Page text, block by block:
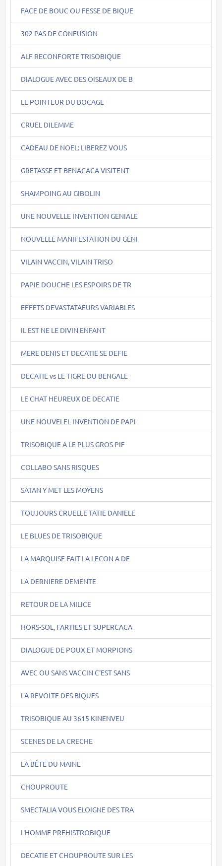
FACE DE BOUC OU FESSE DE BIQUE
302 PAS DE CONFUSION
ALF RECONFORTE TRISOBIQUE
DIALOGUE AVEC DES OISEAUX DE B
LE POINTEUR DU BOCAGE
CRUEL DILEMME
CADEAU DE NOEL: LIBEREZ VOUS
GRETASSE ET BENACACA VISITENT
SHAMPOING AU GIBOLIN
UNE NOUVELLE INVENTION GENIALE
NOUVELLE MANIFESTATION DU GENI
VILAIN VACCIN, VILAIN TRISO
PAPIE DOUCHE LES ESPOIRS DE TR
EFFETS DEVASTATAEURS VARIABLES
IL EST NE LE DIVIN ENFANT
MERE DENIS ET DECATIE SE DEFIE
DECATIE vs LE TIGRE DU BENGALE
LE CHAT HEUREUX DE DECATIE
UNE NOUVELEL INVENTION DE PAPI
TRISOBIQUE A LE PLUS GROS PIF
COLLABO SANS RISQUES
SATAN Y MET LES MOYENS
TOUJOURS CRUELLE TATIE DANIELE
LE BLUES DE TRISOBIQUE
LA MARQUISE FAIT LA LECON A DE
LA DERNIERE DEMENTE
RETOUR DE LA MILICE
HORS-SOL, FARTIES ET SUPERCACA
DIALOGUE DE POUX ET MORPIONS
AVEC OU SANS VACCIN C'EST SANS
LA REVOLTE DES BIQUES
TRISOBIQUE AU 3615 KINENVEU
SCENES DE LA CRECHE
LA BÊTE DU MAINE
CHOUPROUTE
SMECTALIA VOUS ELOIGNE DES TRA
L'HOMME PREHISTROBIQUE
DECATIE ET CHOUPROUTE SUR LES